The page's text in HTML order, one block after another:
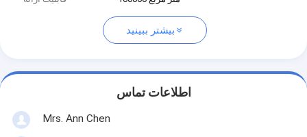
بیشتر ببینید
اطلاعات تماس
Mrs. Ann Chen